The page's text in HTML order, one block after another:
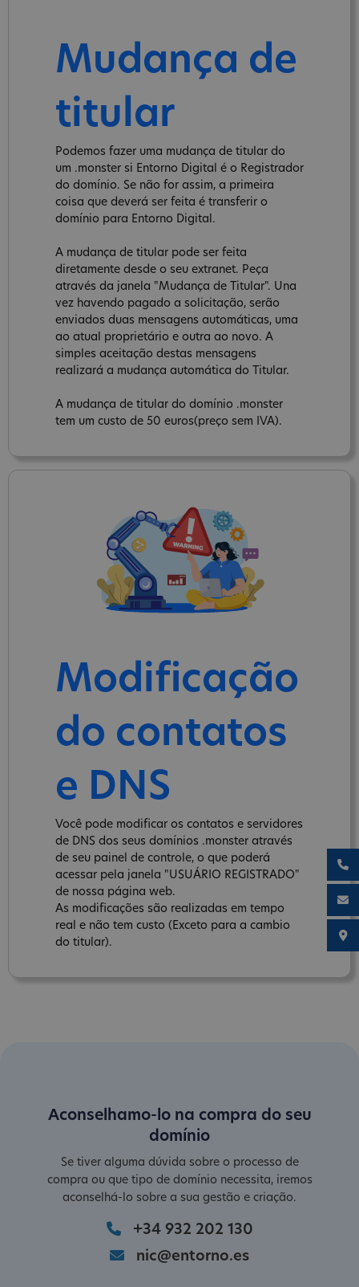
Mudança de
titular
Podemos fazer uma mudança de titular do
um .monster si Entorno Digital é o Registrador
do domínio. Se não for assim, a primeira
coisa que deverá ser feita é transferir o
domínio para Entorno Digital.
A mudança de titular pode ser feita
diretamente desde o seu extranet. Peça
através da janela "Mudança de Titular". Una
vez havendo pagado a solicitação, serão
enviados duas mensagens automáticas, uma
ao atual proprietário e outra ao novo. A
simples aceitação destas mensagens
realizará a mudança automática do Titular.
A mudança de titular do domínio .monster
tem um custo de 50 euros(preço sem IVA).
Modificação
do contatos
e DNS
Você pode modificar os contatos e servidores
de DNS dos seus domínios .monster através
de seu painel de controle, o que poderá
acessar pela janela "USUÁRIO REGISTRADO"
de nossa página web.
As modificações são realizadas em tempo
real e não tem custo (Exceto para a cambio
do titular).
Aconselhamo-lo na compra do seu
domínio
Se tiver alguma dúvida sobre o processo de
compra ou que tipo de domínio necessita, iremos
aconselhá-lo sobre a sua gestão e criação.
+34 932 202 130
nic@entorno.es